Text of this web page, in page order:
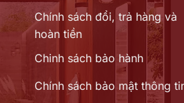
Chính sách đổi, trả hàng và
hoàn tiền
Chinh sách bảo hành
Chính sách bảo mật thông